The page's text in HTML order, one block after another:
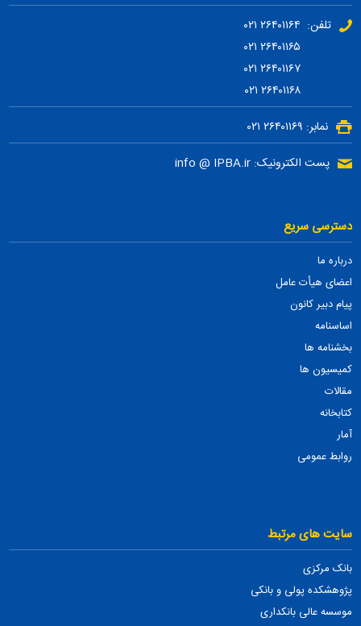
تلفن: ۲۶۴۰۱۱۶۴ ۰۲۱
۲۶۴۰۱۱۶۷ ۰۲۱
۲۶۴۰۱۱۶۸ ۰۲۱
نمابر: ۲۶۴۰۱۱۶۹ ۰۲۱
پست الکترونیک: info @ IPBA.ir
دسترسی سریع
درباره ما
اعضای هیأت عامل
پیام دبیر کانون
اساسنامه
بخشنامه ها
کمیسیون ها
مقالات
کتابخانه
آمار
روابط عمومی
سایت های مرتبط
بانک مرکزی
پژوهشکده پولی و بانکی
موسسه عالی بانکداری